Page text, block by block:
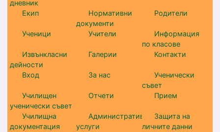
дневник
Екип
Нормативни
документи
Родители
Ученици Учители
Информация
по класове
Извънкласни
дейности
Галерии Контакти
Вход За нас
Ученически
съвет
Училищен
ученически съвет
Отчети Прием
Училищна
документация
Административни
услуги
Защита на
личните данни